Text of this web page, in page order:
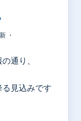
・
通り、
見込みです